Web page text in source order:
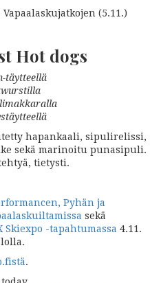
(5.11.)
Hot dogs
täytteellä
hapankaali, sipulirelissi,
sekä marinoitu punasipuli.
tietysti.
Pyhän ja
sekä
Skiexpo -tapahtumassa 4.11.
.